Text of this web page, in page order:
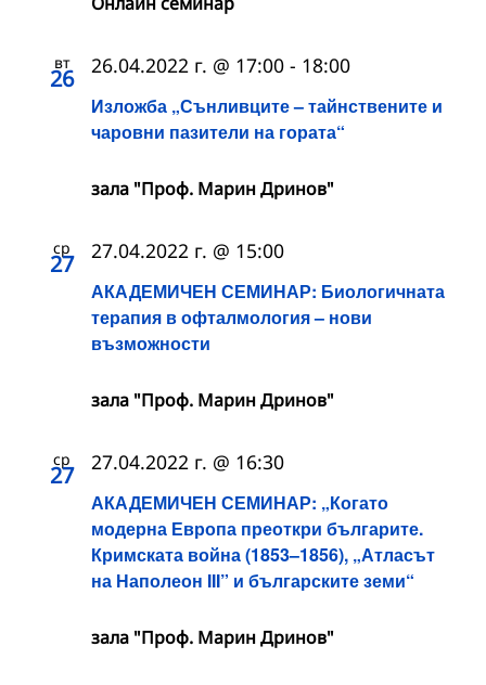
вт
26
Изложба „Сънливците – тайнствените и
чаровни пазители на гората“
26.04.2022 г. @ 17:00 - 18:00
зала "Проф. Марин Дринов"
ср
27
АКАДЕМИЧЕН СЕМИНАР: Биологичната
терапия в офталмология – нови
възможности
27.04.2022 г. @ 15:00
зала "Проф. Марин Дринов"
ср
27
АКАДЕМИЧЕН СЕМИНАР: „Когато
модерна Европа преоткри българите.
Кримската война (1853–1856), „Атласът
на Наполеон III” и българските земи“
27.04.2022 г. @ 16:30
зала "Проф. Марин Дринов"